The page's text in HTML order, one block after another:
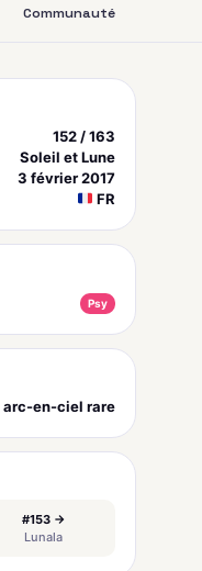
Communauté
152 / 163
Soleil et Lune
3 février 2017
FR
Psy
arc-en-ciel rare
#153 →
Lunala